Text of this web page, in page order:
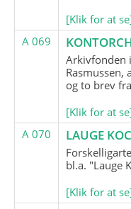
[Klik for at
A 069
Arkivfonden
Rasmussen,
og to brev
[Klik for at
A 070
LAUGE
bl.a. "Lauge
[Klik for at